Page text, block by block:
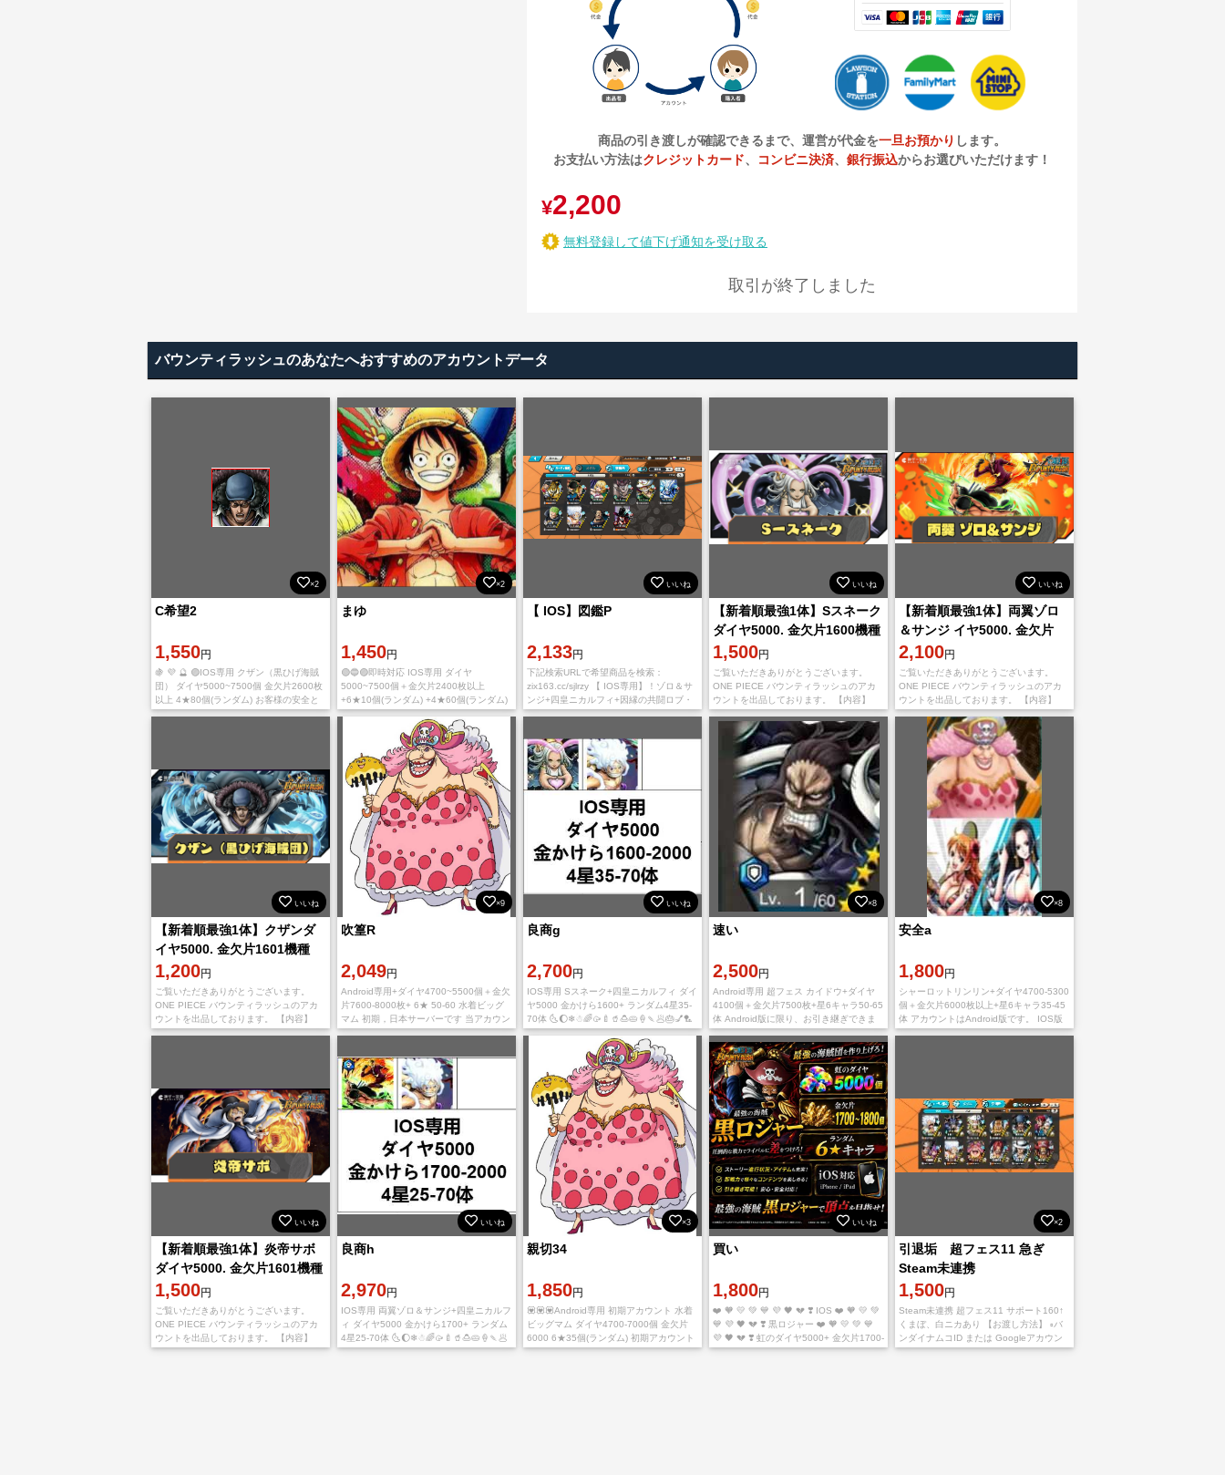
商品の引き渡しが確認できるまで、運営が代金を一旦お預かり します。
お支払い方法はクレジットカード、 コンビニ決済、 銀行振込からお選びいただけます！
¥2,200
無料登録して値下げ通知を受け取る
取引が終了しました
バウンティラッシュのあなたへおすすめのアカウントデータ
×2
C希望2
1,550円
🍇 💜 🔮 🟣IOS専用 クザン（黒ひげ海賊
団） ダイヤ5000~7500個 金欠片2600枚
以上 4★80個(ランダム) お客様の安全と
プライバシーを最優先に考え、厳重なセ
×2
まゆ
1,450円
🟢🔵🟣即時対応 IOS専用 ダイヤ
5000~7500個＋金欠片2400枚以上
+6★10個(ランダム) +4★60個(ランダム)
🐄 യ🥛•₊˚ 📓♡❕*◞ 🛒 ˊˎ - 入金確認後に引き
いいね
【 IOS】図鑑P
2,133円
下記検索URLで希望商品を検索：
zix163.cc/sjlrzy 【 IOS専用】！ゾロ＆サ
ンジ+四皇ニカルフィ+因縁の共闘ロブ・
ルッチ+ ダイヤ3248個＋金かけら1716枚
いいね
【新着順最強1体】Sスネーク
ダイヤ5000. 金欠片1600機種
IOS
1,500円
ご覧いただきありがとうございます。
ONE PIECE バウンティラッシュのアカ
ウントを出品しております。 【内容】
IOS初期垢 Sスネーク ダイヤ5000~6500
個 金欠片1600~1800枚
いいね
【新着順最強1体】両翼ゾロ
＆サンジ イヤ5000. 金欠片
1500機種IOS
2,100円
ご覧いただきありがとうございます。
ONE PIECE バウンティラッシュのアカ
ウントを出品しております。 【内容】
IOS初期垢 黄猿 ダイヤ5000~6500個 金
欠片1500~2500枚 【取引
いいね
【新着順最強1体】クザンダ
イヤ5000. 金欠片1601機種
IOS
1,200円
ご覧いただきありがとうございます。
ONE PIECE バウンティラッシュのアカ
ウントを出品しております。 【内容】
IOS初期垢 クザン ダイヤ5000~6500個
×9
吹篁R
2,049円
Android専用+ダイヤ4700~5500個＋金欠
片7600-8000枚+ 6★ 50-60 水着ビッグ
マム 初期，日本サーバーです 当アカウン
トはAndroid版です IOS版でのご利用の場
いいね
良商g
2,700円
IOS専用 Sスネーク+四皇ニカルフィ ダイ
ヤ5000 金かけら1600+ ランダム4星35-
70体 🌜🌔❄☃🌈🥠🍼🥤🍮🥧🍦🍡🥟🎂💅🏸
🥅 当アカウントはIOS版です Android版
でのご利用の場合、石
×8
速い
2,500円
Android専用 超フェス カイドウ+ダイヤ
4100個＋金欠片7500枚+星6キャラ50-65
体 Android版に限り、お引き継ぎできま
す。 ゲーム内にダイヤの表示数が足りな
かったら 残り分をmai
×8
安全a
1,800円
シャーロットリンリン+ダイヤ4700-5300
個＋金欠片6000枚以上+星6キャラ35-45
体 アカウントはAndroid版です。 IOS版
でのご利用の場合、石が引き継ぎ時に消
いいね
【新着順最強1体】炎帝サボ
ダイヤ5000. 金欠片1601機種
IOS
1,500円
ご覧いただきありがとうございます。
ONE PIECE バウンティラッシュのアカ
ウントを出品しております。 【内容】
IOS初期垢 炎帝サボ ダイヤ5000~6500個
いいね
良商h
2,970円
IOS専用 両翼ゾロ＆サンジ+四皇ニカルフ
ィ ダイヤ5000 金かけら1700+ ランダム
4星25-70体 🌜🌔❄☃🌈🥠🍼🥤🍮🥧🍦🍡🥟
🎂💅🏸🥅 当アカウントはIOS版です
×3
親切34
1,850円
💟💟💟Android専用 初期アカウント 水着
ビッグマム ダイヤ4700-7000個 金欠片
6000 6★35個(ランダム) 初期アカウント
入金確認後に引き継ぎ情報をお送り致し
いいね
買い
1,800円
❤️ 🧡 💛 💚 💙 💜 🖤 💔 ❣️ IOS ❤️ 🧡 💛 💚
💙 💜 🖤 💔 ❣️ 黒ロジャー ❤️ 🧡 💛 💚 💙
💜 🖤 💔 ❣️ 虹のダイヤ5000+ 金欠片1700-
1800 ランダム
×2
引退垢 超フェス11 急ぎ
Steam未連携
1,500円
Steam未連携 超フェス11 サポート160↑
くまぼ、白ニカあり 【お渡し方法】 ▫️バ
ンダイナムコID または Googleアカウン
トにてお渡しします。 ▫️捨てメールアドレ